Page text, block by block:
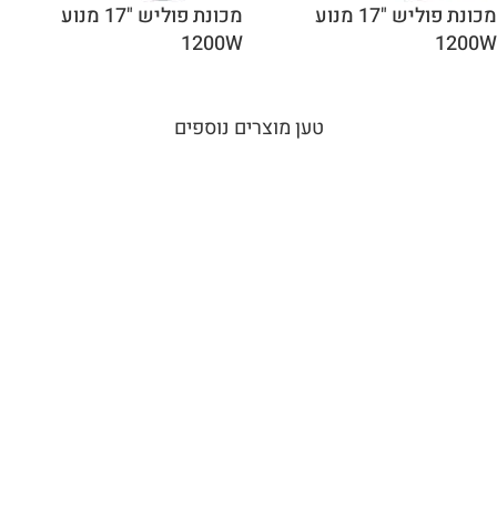
מכונת פוליש "17 מנוע
1200W
מכונת פוליש "17 מנוע
1200W
טען מוצרים נוספים